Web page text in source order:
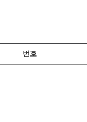
번호